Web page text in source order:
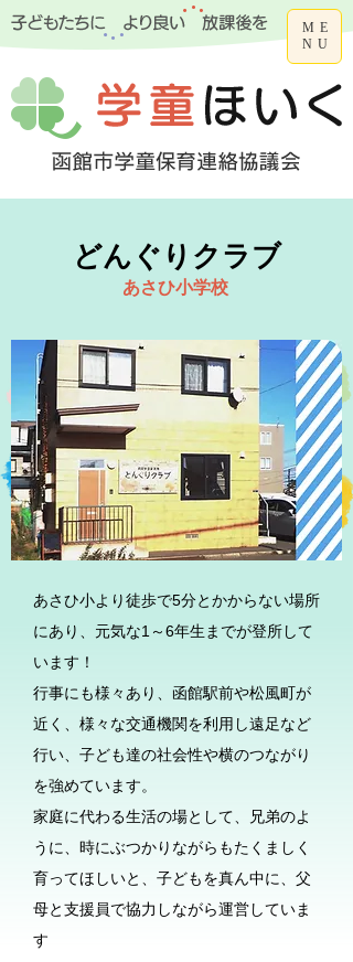
ME
NU
あさひ小学校
どんぐりクラブ
あさひ小より徒歩で5分とかからない場所
にあり、元気な1～6年生までが登所して
います！
行事にも様々あり、函館駅前や松風町が
近く、様々な交通機関を利用し遠足など
行い、子ども達の社会性や横のつながり
を強めています。
家庭に代わる生活の場として、兄弟のよ
うに、時にぶつかりながらもたくましく
育ってほしいと、子どもを真ん中に、父
母と支援員で協力しながら運営していま
す